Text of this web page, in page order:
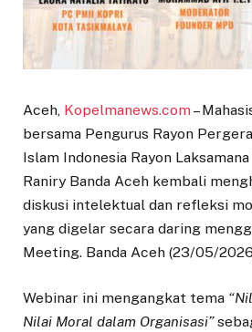
Aceh, Kopelmanews.com–
bersama Pengurus Rayon
Islam Indonesia Rayon
Raniry Banda Aceh kembali
diskusi intelektual dan refleksi
yang digelar secara daring
Meeting. Banda Aceh (23/05/
Webinar ini mengangkat tema
Nilai Moral dalam Organisasi”